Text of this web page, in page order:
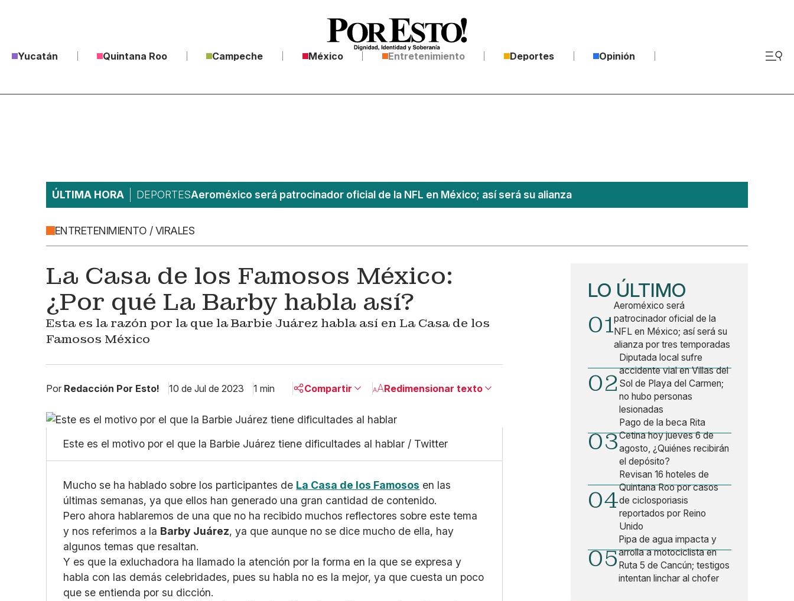
Yucatán Quintana Roo Campeche México Entretenimiento Deportes Opinión
ÚLTIMA HORA DEPORTESAeroméxico será patrocinador oficial de la NFL en México; así será su alianza
ENTRETENIMIENTO / VIRALES
La Casa de los Famosos México:
¿Por qué La Barby habla así?
Esta es la razón por la que la Barbie Juárez habla así en La Casa de los
Famosos México
Por Redacción Por Esto! 10 de Jul de 2023 1 min Compartir
Linkedin
Facebook
Copiar enlace
Redimensionar texto
Pequeño
Grande
Este es el motivo por el que la Barbie Juárez tiene dificultades al hablar / Twitter
Mucho se ha hablado sobre los participantes de La Casa de los Famosos en las
últimas semanas, ya que ellos han generado una gran cantidad de contenido.
Pero ahora hablaremos de una que no ha recibido muchos reflectores sobre este tema
y nos referimos a la Barby Juárez, ya que aunque no se dice mucho de ella, hay
algunos temas que resaltan.
Y es que la exluchadora ha llamado la atención por la forma en la que se expresa y
habla con las demás celebridades, pues su habla no es la mejor, ya que cuesta un poco
que se entienda por su dicción.
LO ÚLTIMO
01
Aeroméxico será
patrocinador oficial de la
NFL en México; así será su
alianza por tres temporadas
02
Diputada local sufre
accidente vial en Villas del
Sol de Playa del Carmen;
no hubo personas
lesionadas
03
Pago de la beca Rita
Cetina hoy jueves 6 de
agosto, ¿Quiénes recibirán
el depósito?
04
Revisan 16 hoteles de
Quintana Roo por casos
de ciclosporiasis
reportados por Reino
Unido
05
Pipa de agua impacta y
arrolla a motociclista en
Ruta 5 de Cancún; testigos
intentan linchar al chofer